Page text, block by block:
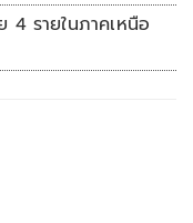
รายในภาคเหนือ